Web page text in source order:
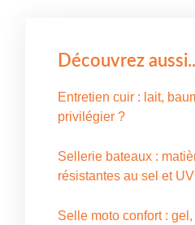
Découvrez
Entretien cuir : lait,
privilégier ?
Sellerie bateaux :
résistantes au sel et UV
Selle moto confort :